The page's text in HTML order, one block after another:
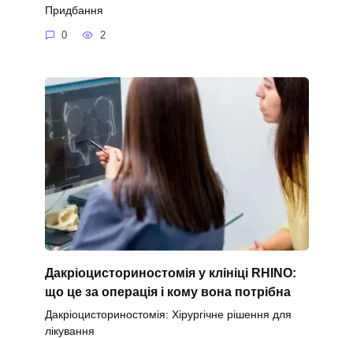
Придбання
0 2
Дакріоцисториностомія у клініці RHINO:
що це за операція і кому вона потрібна
Дакріоцисториностомія: Хірургічне рішення для
лікування